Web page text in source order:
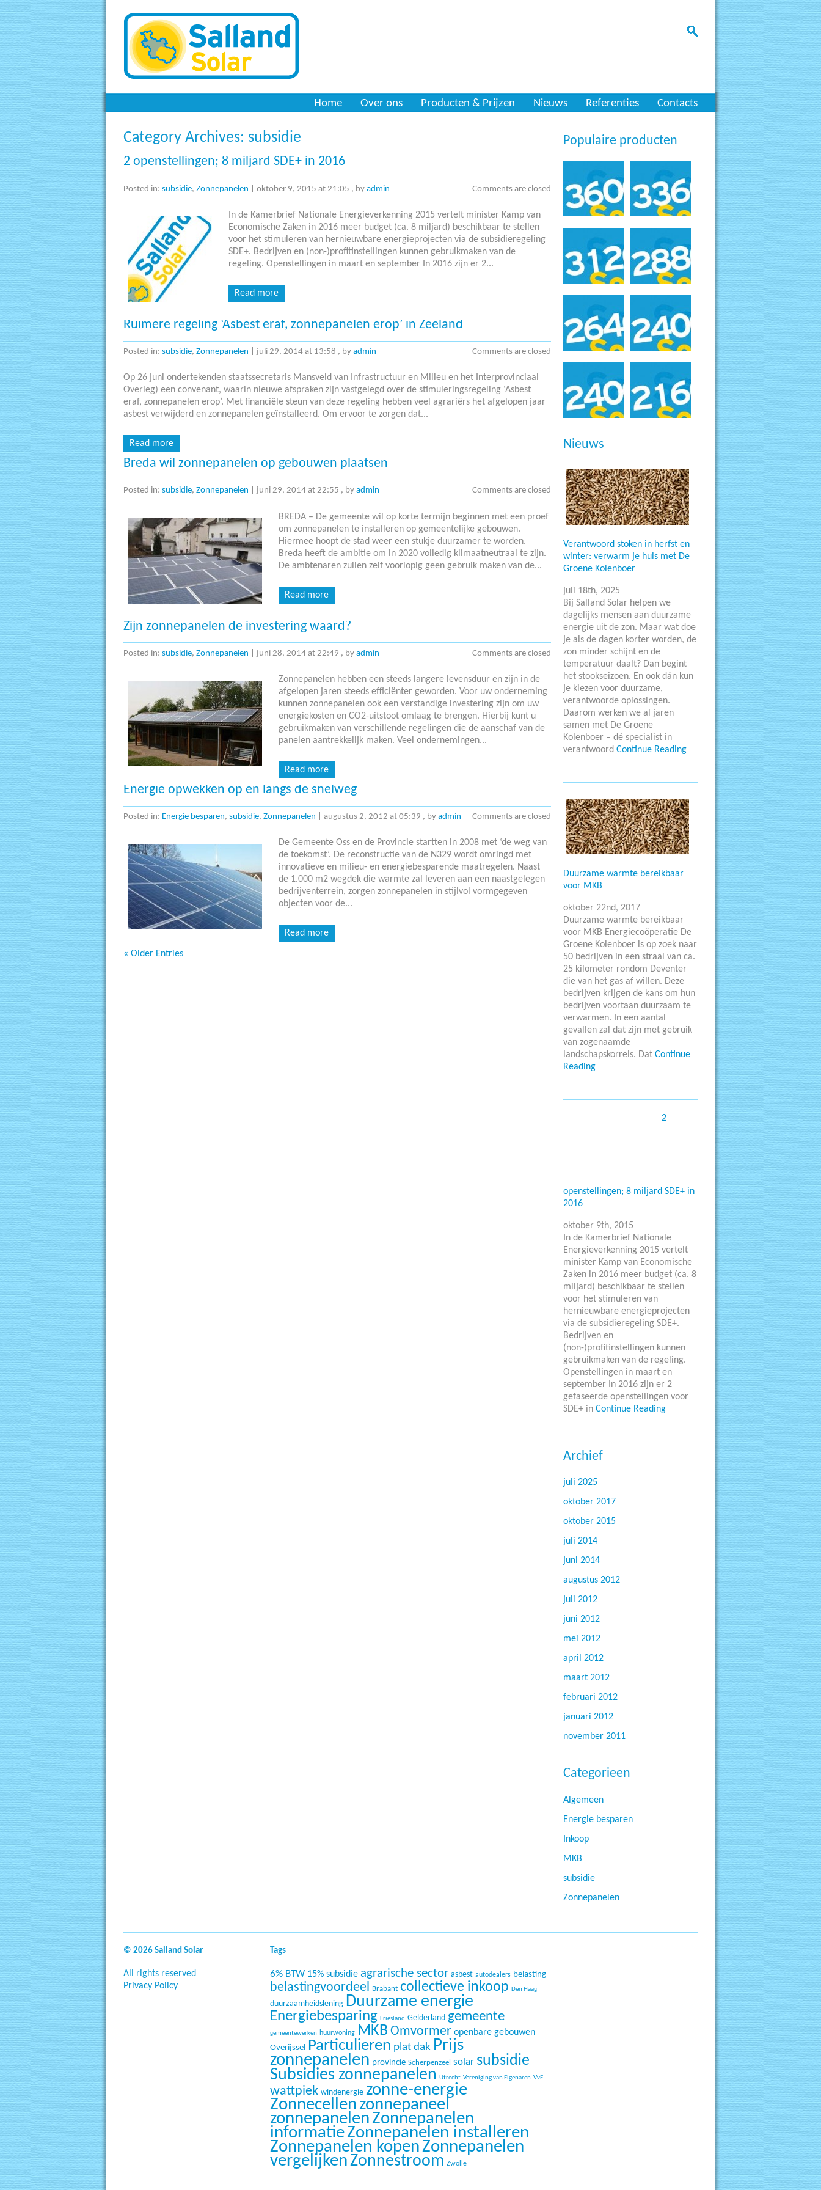
Home Over ons Producten & Prijzen Nieuws Referenties Contacts
Category Archives: subsidie
2 openstellingen; 8 miljard SDE+ in 2016
Posted in: subsidie, Zonnepanelen oktober 9, 2015 at 21:05 , by admin Comments are closed
In de Kamerbrief Nationale Energieverkenning 2015 vertelt minister Kamp van
Economische Zaken in 2016 meer budget (ca. 8 miljard) beschikbaar te stellen
voor het stimuleren van hernieuwbare energieprojecten via de subsidieregeling
SDE+. Bedrijven en (non-)profitinstellingen kunnen gebruikmaken van de
regeling. Openstellingen in maart en september In 2016 zijn er 2...
Read more
Ruimere regeling ‘Asbest eraf, zonnepanelen erop’ in Zeeland
Posted in: subsidie, Zonnepanelen juli 29, 2014 at 13:58 , by admin Comments are closed
Op 26 juni ondertekenden staatssecretaris Mansveld van Infrastructuur en Milieu en het Interprovinciaal
Overleg) een convenant, waarin nieuwe afspraken zijn vastgelegd over de stimuleringsregeling ‘Asbest
eraf, zonnepanelen erop’. Met financiële steun van deze regeling hebben veel agrariërs het afgelopen jaar
asbest verwijderd en zonnepanelen geïnstalleerd. Om ervoor te zorgen dat...
Read more
Breda wil zonnepanelen op gebouwen plaatsen
Posted in: subsidie, Zonnepanelen juni 29, 2014 at 22:55 , by admin Comments are closed
BREDA – De gemeente wil op korte termijn beginnen met een proef
om zonnepanelen te installeren op gemeentelijke gebouwen.
Hiermee hoopt de stad weer een stukje duurzamer te worden.
Breda heeft de ambitie om in 2020 volledig klimaatneutraal te zijn.
De ambtenaren zullen zelf voorlopig geen gebruik maken van de...
Read more
Zijn zonnepanelen de investering waard?
Posted in: subsidie, Zonnepanelen juni 28, 2014 at 22:49 , by admin Comments are closed
Zonnepanelen hebben een steeds langere levensduur en zijn in de
afgelopen jaren steeds efficiënter geworden. Voor uw onderneming
kunnen zonnepanelen ook een verstandige investering zijn om uw
energiekosten en CO2-uitstoot omlaag te brengen. Hierbij kunt u
gebruikmaken van verschillende regelingen die de aanschaf van de
panelen aantrekkelijk maken. Veel ondernemingen...
Read more
Energie opwekken op en langs de snelweg
Posted in: Energie besparen, subsidie, Zonnepanelen augustus 2, 2012 at 05:39 , by admin Comments are closed
De Gemeente Oss en de Provincie startten in 2008 met ‘de weg van
de toekomst’. De reconstructie van de N329 wordt omringd met
innovatieve en milieu- en energiebesparende maatregelen. Naast
de 1.000 m2 wegdek die warmte zal leveren aan een naastgelegen
bedrijventerrein, zorgen zonnepanelen in stijlvol vormgegeven
objecten voor de...
Read more
« Older Entries
Populaire producten
Nieuws
Verantwoord stoken in herfst en
winter: verwarm je huis met De
Groene Kolenboer
juli 18th, 2025
Bij Salland Solar helpen we
dagelijks mensen aan duurzame
energie uit de zon. Maar wat doe
je als de dagen korter worden, de
zon minder schijnt en de
temperatuur daalt? Dan begint
het stookseizoen. En ook dán kun
je kiezen voor duurzame,
verantwoorde oplossingen.
Daarom werken we al jaren
samen met De Groene
Kolenboer – dé specialist in
verantwoord Continue Reading
Duurzame warmte bereikbaar
voor MKB
oktober 22nd, 2017
Duurzame warmte bereikbaar
voor MKB Energiecoöperatie De
Groene Kolenboer is op zoek naar
50 bedrijven in een straal van ca.
25 kilometer rondom Deventer
die van het gas af willen. Deze
bedrijven krijgen de kans om hun
bedrijven voortaan duurzaam te
verwarmen. In een aantal
gevallen zal dat zijn met gebruik
van zogenaamde
landschapskorrels. Dat Continue
Reading
2
openstellingen; 8 miljard SDE+ in
2016
oktober 9th, 2015
In de Kamerbrief Nationale
Energieverkenning 2015 vertelt
minister Kamp van Economische
Zaken in 2016 meer budget (ca. 8
miljard) beschikbaar te stellen
voor het stimuleren van
hernieuwbare energieprojecten
via de subsidieregeling SDE+.
Bedrijven en
(non-)profitinstellingen kunnen
gebruikmaken van de regeling.
Openstellingen in maart en
september In 2016 zijn er 2
gefaseerde openstellingen voor
SDE+ in Continue Reading
Archief
juli 2025
oktober 2017
oktober 2015
juli 2014
juni 2014
augustus 2012
juli 2012
juni 2012
mei 2012
april 2012
maart 2012
februari 2012
januari 2012
november 2011
Categorieen
Algemeen
Energie besparen
Inkoop
MKB
subsidie
Zonnepanelen
© 2026 Salland Solar
All rights reserved
Privacy Policy
Tags
6% BTW 15% subsidie agrarische sector asbest autodealers belasting
belastingvoordeel Brabant collectieve inkoop Den Haag
duurzaamheidslening Duurzame energie
Energiebesparing Friesland Gelderland gemeente
gemeentewerken huurwoning MKB Omvormer openbare gebouwen
Overijssel Particulieren plat dak Prijs
zonnepanelen provincie Scherpenzeel solar subsidie
Subsidies zonnepanelen Utrecht Vereniging van Eigenaren VvE
wattpiek windenergie zonne-energie
Zonnecellenzonnepaneel
zonnepanelenZonnepanelen
informatieZonnepanelen installeren
Zonnepanelen kopenZonnepanelen
vergelijkenZonnestroom Zwolle